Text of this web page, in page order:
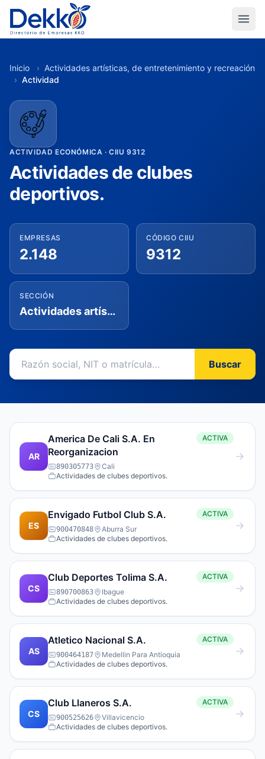
Inicio › Actividades artísticas, de entretenimiento y recreación
› Actividad
ACTIVIDAD ECONÓMICA · CIIU 9312
Actividades de clubes
deportivos.
EMPRESAS
2.148
CÓDIGO CIIU
9312
SECCIÓN
Actividades artísticas, de entretenimiento y recreación
Buscar
AR
America De Cali S.A. En
Reorganizacion
ACTIVA
890305773
Cali
Actividades de clubes deportivos.
ES
Envigado Futbol Club S.A. ACTIVA
900470848
Aburra Sur
Actividades de clubes deportivos.
CS
Club Deportes Tolima S.A. ACTIVA
890700863
Ibague
Actividades de clubes deportivos.
AS
Atletico Nacional S.A. ACTIVA
900464187
Medellin Para Antioquia
Actividades de clubes deportivos.
CS
Club Llaneros S.A. ACTIVA
900525626
Villavicencio
Actividades de clubes deportivos.